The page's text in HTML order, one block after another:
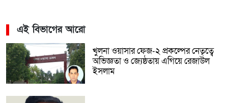
এই বিভাগের আরো
খুলনা ওয়াসার ফেজ-২ প্রকল্পের নেতৃত্বে
অভিজ্ঞতা ও জ্যেষ্ঠতায় এগিয়ে রেজাউল
ইসলাম